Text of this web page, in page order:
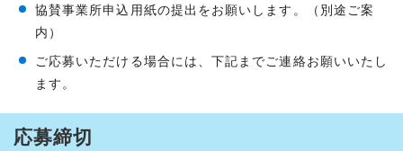
協賛事業所申込用紙の提出をお願いします。（別途ご案
内）
ご応募いただける場合には、下記までご連絡お願いいたし
ます。
応募締切